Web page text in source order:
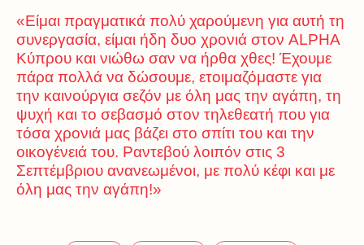
«Είμαι πραγματικά πολύ χαρούμενη για αυτή τη
συνεργασία, είμαι ήδη δυο χρονιά στον ALPHA
Κύπρου και νιώθω σαν να ήρθα χθες! Έχουμε
πάρα πολλά να δώσουμε, ετοιμαζόμαστε για
την καινούργια σεζόν με όλη μας την αγάπη, τη
ψυχή και το σεβασμό στον τηλεθεατή που για
τόσα χρονιά μας βάζει στο σπίτι του και την
οικογένειά του. Ραντεβού λοιπόν στις 3
Σεπτέμβριου ανανεωμένοι, με πολύ κέφι και με
όλη μας την αγάπη!»